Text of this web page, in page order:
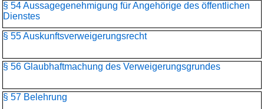
§ 54 Aussagegenehmigung für Angehörige des öffentlichen
Dienstes
§ 55 Auskunftsverweigerungsrecht
§ 56 Glaubhaftmachung des Verweigerungsgrundes
§ 57 Belehrung